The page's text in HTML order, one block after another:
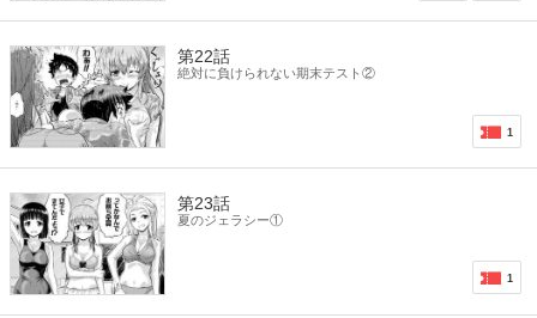
第22話
絶対に負けられない期末テスト②
1
第23話
夏のジェラシー①
1